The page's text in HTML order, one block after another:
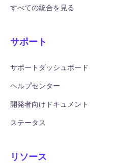
すべての統合を見る
サポート
サポートダッシュボード
ヘルプセンター
開発者向けドキュメント
ステータス
リソース